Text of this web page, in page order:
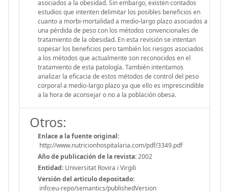
asociados a la obesidad. Sin embargo, existen contados
estudios que intenten delimitar los posibles beneficios en
cuanto a morbi-mortalidad a medio-largo plazo asociados a
una pérdida de peso con los métodos convencionales de
tratamiento de la obesidad. En esta revisión se intentan
sopesar los beneficios pero también los riesgos asociados
a los métodos que actualmente son reconocidos en el
tratamiento de esta patología. También intentamos
analizar la eficacia de estos métodos de control del peso
corporal a medio-largo plazo ya que ello es imprescindible
a la hora de aconsejar o no a la población obesa.
Otros:
Enlace a la fuente original:
http://www.nutricionhospitalaria.com/pdf/3349.pdf
Año de publicación de la revista:2002
Entidad: Universitat Rovira i Virgili
Versión del articulo depositado:
info:eu-repo/semantics/publishedVersion